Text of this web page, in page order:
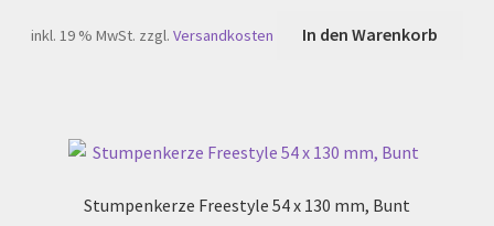
inkl. 19 % MwSt. zzgl.Versandkosten In den Warenkorb
Stumpenkerze Freestyle 54 x 130 mm, Bunt